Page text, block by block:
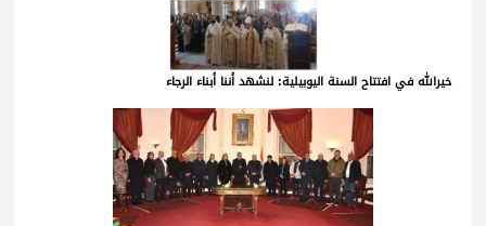
خيرالله في افتتاح السنة اليوبيلية: لنشهد أننا أبناء الرجاء